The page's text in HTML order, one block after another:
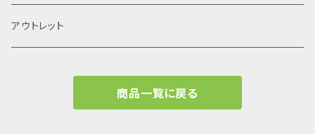
El Croquis
Typography
家具
アウトレット
商品一覧に戻る